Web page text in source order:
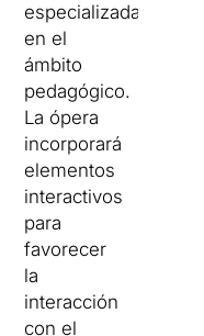
especializada
en el
ámbito
pedagógico.
La ópera
incorporará
elementos
interactivos
para
favorecer
la
interacción
con el